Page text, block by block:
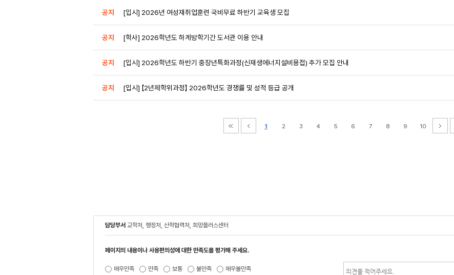
공지 [입시] 2026년 여성재취업훈련 국비무료 하반기 교육생 모집
공지 [학사] 2026학년도 하계방학기간 도서관 이용 안내
공지 [입시] 2026학년도 하반기 중장년특화과정(신재생에너지설비용접) 추가 모집 안내
공지 [입시] 【2년제학위과정】 2026학년도 경쟁률 및 성적 등급 공개
1 2 3 4 5 6 7 8 9 10
담당부서 교학처, 행정처, 산학협력처, 희망플러스센터
페이지의 내용이나 사용편의성에 대한 만족도를 평가해 주세요.
매우만족 만족 보통 불만족 매우불만족